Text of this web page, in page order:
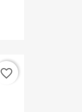
favorite_border